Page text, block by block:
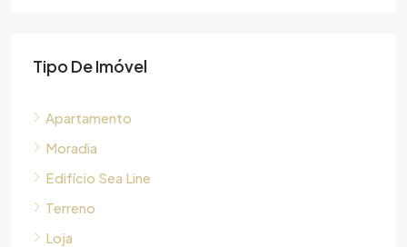
Tipo De Imóvel
Apartamento
Moradia
Edifício Sea Line
Terreno
Loja